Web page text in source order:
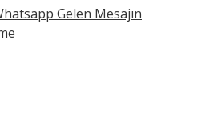
Gelen Mesajın